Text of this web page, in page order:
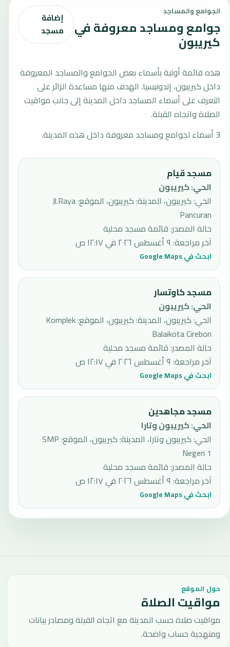
الجوامع والمساجد
جوامع ومساجد معروفة في
كيريبون
إضافة
مسجد
هذه قائمة أولية بأسماء بعض الجوامع والمساجد المعروفة
داخل كيريبون، إندونيسيا. الهدف منها مساعدة الزائر على
التعرف على أسماء المساجد داخل المدينة إلى جانب مواقيت
الصلاة واتجاه القبلة.
3 أسماء لجوامع ومساجد معروفة داخل هذه المدينة.
مسجد قيام
الحي:كيريبون
الحي: كيريبون، المدينة: كيريبون، الموقع: Jl.Raya
Pancuran
حالة المصدر:قائمة مسجد محلية
آخر مراجعة: ٩ أغسطس ٢٠٢٦ في ١٢:١٧ ص
ابحث في Google Maps
مسجد كاوتسار
الحي:كيريبون
الحي: كيريبون، المدينة: كيريبون، الموقع: Komplek
Balaikota Cirebon
حالة المصدر:قائمة مسجد محلية
آخر مراجعة: ٩ أغسطس ٢٠٢٦ في ١٢:١٧ ص
ابحث في Google Maps
مسجد مجاهدين
الحي:كيريبون وتارا
الحي: كيريبون وتارا، المدينة: كيريبون، الموقع: SMP
Negeri 1
حالة المصدر:قائمة مسجد محلية
آخر مراجعة: ٩ أغسطس ٢٠٢٦ في ١٢:١٧ ص
ابحث في Google Maps
حول الموقع
مواقيت الصلاة
مواقيت صلاة حسب المدينة مع اتجاه القبلة ومصادر بيانات
ومنهجية حساب واضحة.